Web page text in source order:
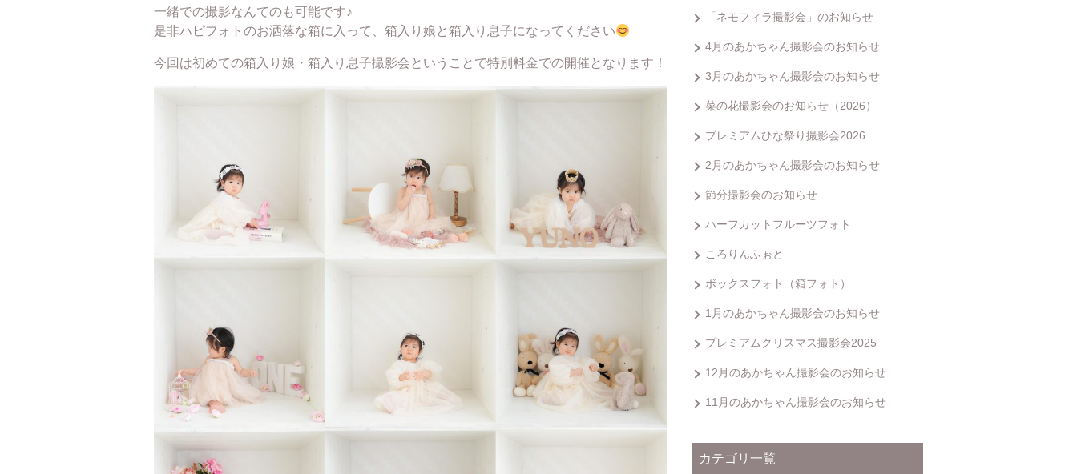
一緒での撮影なんてのも可能です♪
是非ハピフォトのお洒落な箱に入って、箱入り娘と箱入り息子になってください
今回は初めての箱入り娘・箱入り息子撮影会ということで特別料金での開催となります！
「ネモフィラ撮影会」のお知らせ
4月のあかちゃん撮影会のお知らせ
3月のあかちゃん撮影会のお知らせ
菜の花撮影会のお知らせ（2026）
プレミアムひな祭り撮影会2026
2月のあかちゃん撮影会のお知らせ
節分撮影会のお知らせ
ハーフカットフルーツフォト
ころりんふぉと
ボックスフォト（箱フォト）
1月のあかちゃん撮影会のお知らせ
プレミアムクリスマス撮影会2025
12月のあかちゃん撮影会のお知らせ
11月のあかちゃん撮影会のお知らせ
カテゴリ一覧